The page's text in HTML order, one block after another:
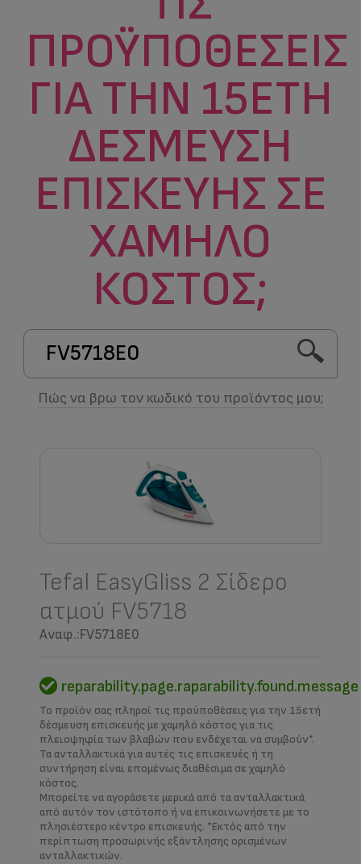
ΠΡΟΫΠΟΘΈΣΕΙΣ
ΓΙΑ ΤΗΝ 15ΕΤΉ
ΔΈΣΜΕΥΣΗ
ΕΠΙΣΚΕΥΉΣ ΣΕ
ΧΑΜΗΛΌ
ΚΌΣΤΟΣ;
Πώς να βρω τον κωδικό του προϊόντος μου;
Tefal EasyGliss 2 Σίδερο
ατμού FV5718
Αναφ.:FV5718E0
reparability.page.raparability.found.message
Το προϊόν σας πληροί τις προϋποθέσεις για την 15ετή
δέσμευση επισκευής με χαμηλό κόστος για τις
πλειοψηφία των βλαβών που ενδέχεται να συμβούν*.
Τα ανταλλακτικά για αυτές τις επισκευές ή τη
συντήρηση είναι επομένως διαθέσιμα σε χαμηλό
κόστος.
Μπορείτε να αγοράσετε μερικά από τα ανταλλακτικά
από αυτόν τον ιστότοπο ή να επικοινωνήσετε με το
πλησιέστερο κέντρο επισκευής. *Εκτός από την
περίπτωση προσωρινής εξάντλησης ορισμένων
ανταλλακτικών.